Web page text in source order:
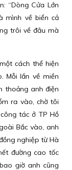
“Dòng Cửa Lớn
mình về biển cả
trôi về đâu mà
cách thể hiện
Mỗi lần về miền
thoảng anh điện
ra vào, chờ tôi
tác ở TP Hồ
Bắc vào, anh
nghiệp từ Hà
đường cao tốc
giờ anh cũng